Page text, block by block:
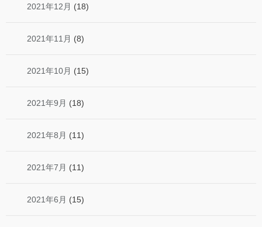
2021年12月 (18)
2021年11月 (8)
2021年10月 (15)
2021年9月 (18)
2021年8月 (11)
2021年7月 (11)
2021年6月 (15)